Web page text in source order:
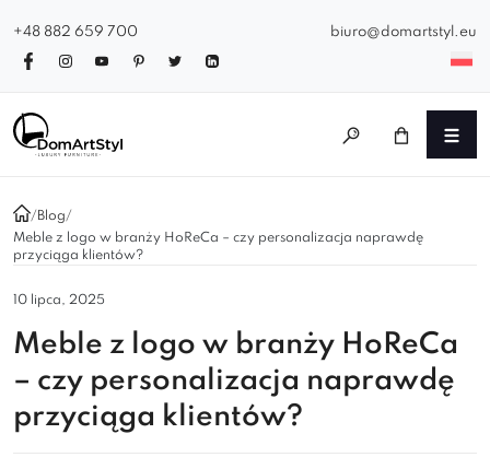
+48 882 659 700 biuro@domartstyl.eu
/ Blog/
Meble z logo w branży HoReCa – czy personalizacja naprawdę
przyciąga klientów?
10 lipca, 2025
Meble z logo w branży HoReCa
– czy personalizacja naprawdę
przyciąga klientów?